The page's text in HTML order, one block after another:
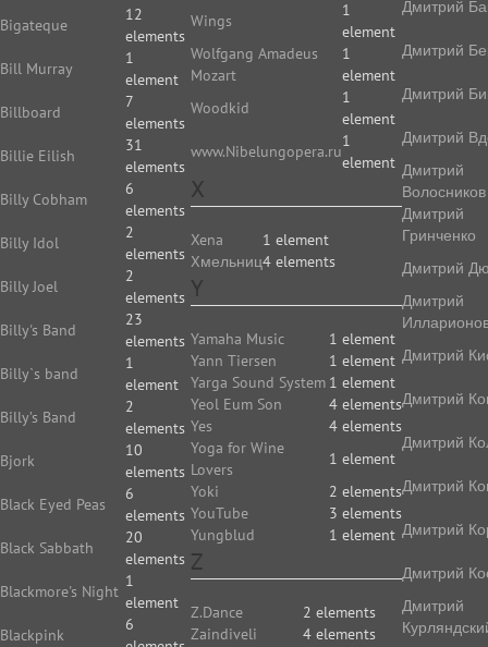
Bigateque
12
elements
Bill Murray
1
element
Billboard
7
elements
Billie Eilish
31
elements
Billy Cobham
6
elements
Billy Idol
2
elements
Billy Joel
2
elements
Billy's Band
23
elements
Billy`s band
1
element
Billy’s Band
2
elements
Bjork
10
elements
Black Eyed Peas
6
elements
Black Sabbath
20
elements
Blackmore's Night
1
element
Blackpink
6
Wings
1
element
Wolfgang Amadeus
Mozart
1
element
Woodkid
1
element
www.Nibelungopera.ru
1
element
X
Xena
1 element
Xмельниц4 elements
Y
Yamaha Music
1 element
Yann Tiersen
1 element
Yarga Sound System 1 element
Yeol Eum Son
4 elements
Yes
4 elements
Yoga for Wine
Lovers
1 element
Yoki
2 elements
YouTube
3 elements
Yungblud
1 element
Z
Z.Dance
2 elements
Zaindiveli
4 elements
Дмитрий
Дмитрий
Дмитрий
Дмитрий
Дмитрий
Волосников
Дмитрий
Гринченко
Дмитрий
Дмитрий
Дмитрий
Дмитрий
Дмитрий
Дмитрий
Дмитрий
Дмитрий
Дмитрий